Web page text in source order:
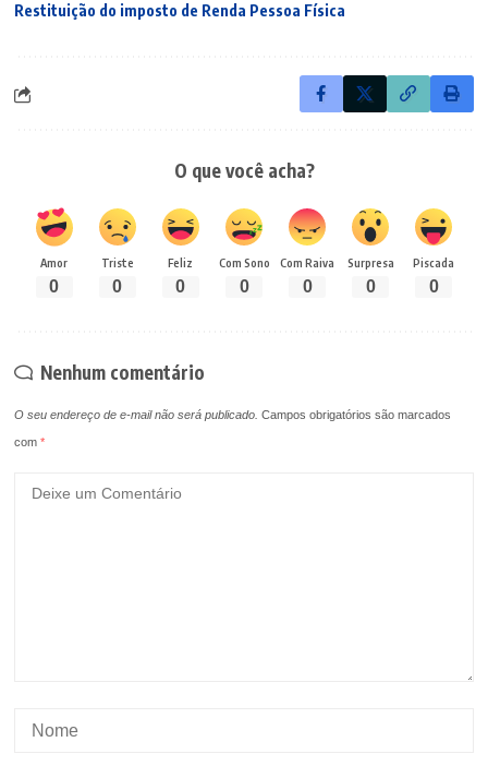
Restituição do imposto de Renda Pessoa Física
O que você acha?
Amor
0
Triste
0
Feliz
0
Com Sono
0
Com Raiva
0
Surpresa
0
Piscada
0
Nenhum comentário
O seu endereço de e-mail não será publicado. Campos obrigatórios são marcados
com*